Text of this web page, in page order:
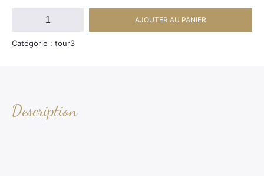
quantité
2026_FSGT_Dimanche_tour3_073
AJOUTER AU PANIER
Catégorie : tour3
Description